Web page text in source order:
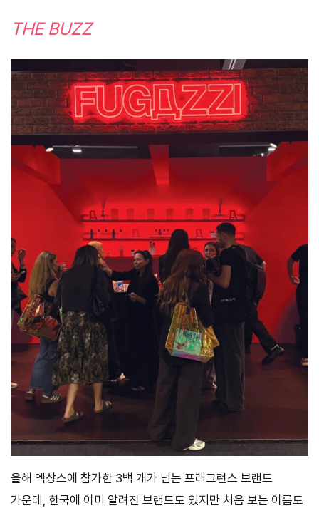
THE BUZZ
올해 엑상스에 참가한 3백 개가 넘는 프래그런스 브랜드
가운데, 한국에 이미 알려진 브랜드도 있지만 처음 보는 이름도